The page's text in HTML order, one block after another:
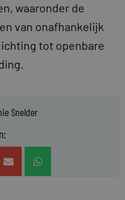
waaronder de
van onafhankelijk
tot openbare
Snelder